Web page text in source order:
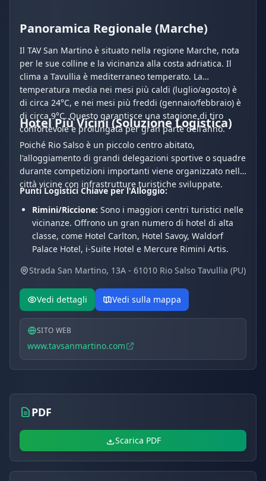
Panoramica Regionale (Marche)
Il TAV San Martino è situato nella regione Marche, nota
per le sue colline e la vicinanza alla costa adriatica. Il
clima a Tavullia è mediterraneo temperato. La
temperatura media nei mesi più caldi (luglio/agosto) è
di circa 24°C, e nei mesi più freddi (gennaio/febbraio) è
di circa 9°C. Questo garantisce una stagione di tiro
confortevole e prolungata per gran parte dell'anno.
Hotel Più Vicini (Soluzione Logistica)
Poiché Rio Salso è un piccolo centro abitato,
l'alloggiamento di grandi delegazioni sportive o squadre
durante competizioni importanti viene organizzato nelle
città vicine con infrastrutture turistiche sviluppate.
Punti Logistici Chiave per l'Alloggio:
Rimini/Riccione: Sono i maggiori centri turistici nelle
vicinanze. Offrono un gran numero di hotel di alta
classe, come Hotel Carlton, Hotel Savoy, Waldorf
Palace Hotel, i-Suite Hotel e Mercure Rimini Artis.
appartamenti, ville) e vicinanza all'Aeroporto Federico
Fellini (Rimini).
Tavullia/Pesaro:
Le opzioni più locali includono B&B,
agriturismi e hotel più piccoli, ideali per chi cerca un
alloggio tranquillo.
Strada San Martino, 13A - 61010 Rio Salso Tavullia (PU)
Vedi dettagli Vedi sulla mappa
SITO WEB
www.tavsanmartino.com
PDF
Scarica PDF